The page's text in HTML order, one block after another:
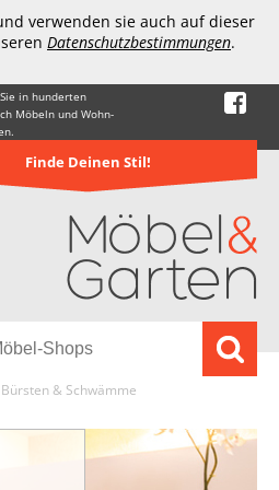
verwenden sie auch auf dieser
Datenschutzbestimmungen.
in hunderten
Möbeln und Wohn-
Finde Deinen Stil!
Bürsten & Schwämme